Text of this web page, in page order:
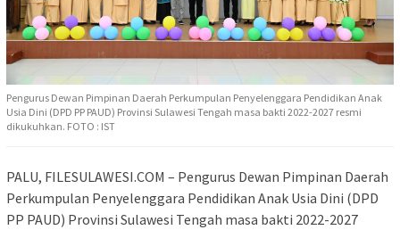
Pengurus Dewan Pimpinan Daerah Perkumpulan Penyelenggara Pendidikan Anak
Usia Dini (DPD PP PAUD) Provinsi Sulawesi Tengah masa bakti 2022-2027 resmi
dikukuhkan. FOTO : IST
PALU, FILESULAWESI.COM – Pengurus Dewan Pimpinan Daerah
Perkumpulan Penyelenggara Pendidikan Anak Usia Dini (DPD
PP PAUD) Provinsi Sulawesi Tengah masa bakti 2022-2027